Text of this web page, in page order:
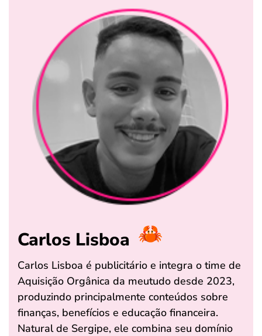
Carlos Lisboa
Carlos Lisboa é publicitário e integra o time de
Aquisição Orgânica da meutudo desde 2023,
produzindo principalmente conteúdos sobre
finanças, benefícios e educação financeira.
Natural de Sergipe, ele combina seu domínio